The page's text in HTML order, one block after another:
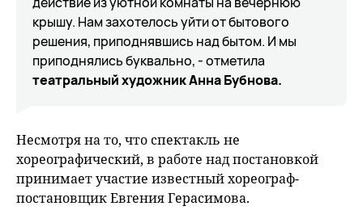
крышу. Нам захотелось уйти от бытового
решения, приподнявшись над бытом. И мы
приподнялись буквально, - отметила
театральный художник Анна Бубнова.
Несмотря на то, что спектакль не
хореографический, в работе над постановкой
принимает участие известный хореограф-
постановщик Евгения Герасимова.